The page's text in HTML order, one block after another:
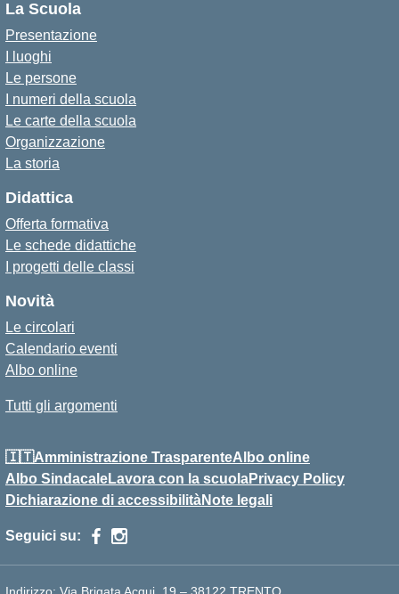
La Scuola
Presentazione
I luoghi
Le persone
I numeri della scuola
Le carte della scuola
Organizzazione
La storia
Didattica
Offerta formativa
Le schede didattiche
I progetti delle classi
Novità
Le circolari
Calendario eventi
Albo online
Tutti gli argomenti
🇮🇹Amministrazione TrasparenteAlbo online
Albo SindacaleLavora con la scuolaPrivacy Policy
Dichiarazione di accessibilitàNote legali
Seguici su: